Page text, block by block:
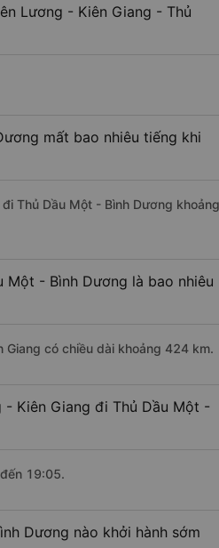
Lương - Kiên Giang - Thủ
mất bao nhiêu tiếng khi
Thủ Dầu Một - Bình Dương khoảng
Một - Bình Dương là bao nhiêu
có chiều dài khoảng 424 km.
- Kiên Giang đi Thủ Dầu Một -
19:05.
Dương nào khởi hành sớm